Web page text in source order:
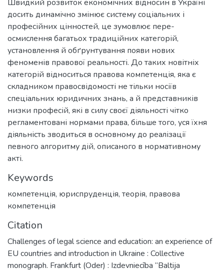
Швидкий розвиток економічних відносин в Україні
досить динамічно змінює систему соціальних і
професійних цінностей, це зумовлює пере-
осмислення багатьох традиційних категорій,
установлення й обґрунтування появи нових
феноменів правової реальності. До таких новітніх
категорій відноситься правова компетенція, яка є
складником правосвідомості не тільки носіїв
спеціальних юридичних знань, а й представників
низки професій, які в силу своєї діяльності чітко
регламентовані нормами права, більше того, уся їхня
діяльність зводиться в основному до реалізації
певного алгоритму дій, описаного в нормативному
акті.
Keywords
компетенція, юриспруденція, теорія, правова
компетенція
Citation
Challenges of legal science and education: an experience of
EU countries and introduction in Ukraine : Collective
monograph. Frankfurt (Oder) : Izdevniecība “Baltija